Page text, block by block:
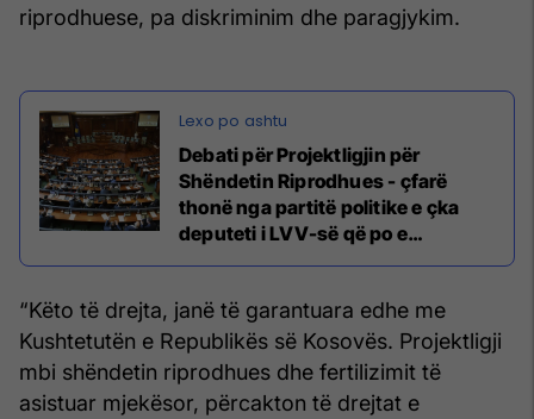
riprodhuese, pa diskriminim dhe paragjykim.
Debati për Projektligjin për
Shëndetin Riprodhues - çfarë
thonë nga partitë politike e çka
deputeti i LVV-së që po e
“Këto të drejta, janë të garantuara edhe me
Kushtetutën e Republikës së Kosovës. Projektligji
mbi shëndetin riprodhues dhe fertilizimit të
asistuar mjekësor, përcakton të drejtat e